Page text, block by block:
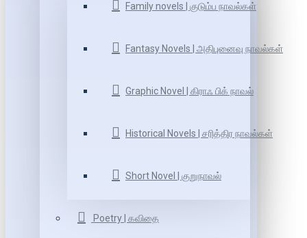
Family novels | குடும்ப நாவல்கள்
Fantasy Novels | அதிபுனைவு நாவல்கள்
Graphic Novel | கிராஃ பிக் நாவல்
Historical Novels | சரித்திர நாவல்கள்
Short Novel | குறுநாவல்
Poetry | கவிதை